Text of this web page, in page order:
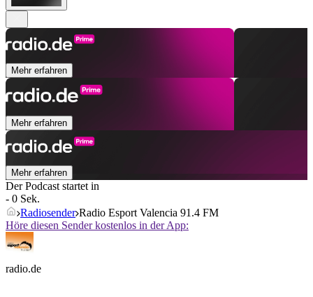
Mehr erfahren
Mehr erfahren
Mehr erfahren
Der Podcast startet in
- 0 Sek.
Radiosender Radio Esport Valencia 91.4 FM
Höre diesen Sender kostenlos in der App:
radio.de